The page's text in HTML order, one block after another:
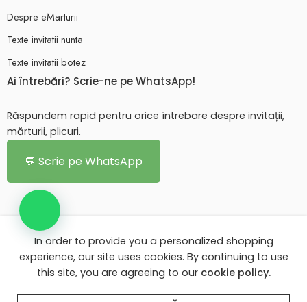
Despre eMarturii
Texte invitatii nunta
Texte invitatii botez
Ai întrebări? Scrie-ne pe WhatsApp!
Răspundem rapid pentru orice întrebare despre invitații,
mărturii, plicuri.
💬 Scrie pe WhatsApp
© 2026 - Toate drepturile rezervate. eMarturii.ro!
Contul meu eMarturii Despre eMarturii Texte invitatii nunta
In order to provide you a personalized shopping
experience, our site uses cookies. By continuing to use
this site, you are agreeing to our cookie policy.